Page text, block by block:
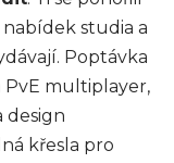
studia a
Poptávka
PvE multiplayer,
design
křesla pro